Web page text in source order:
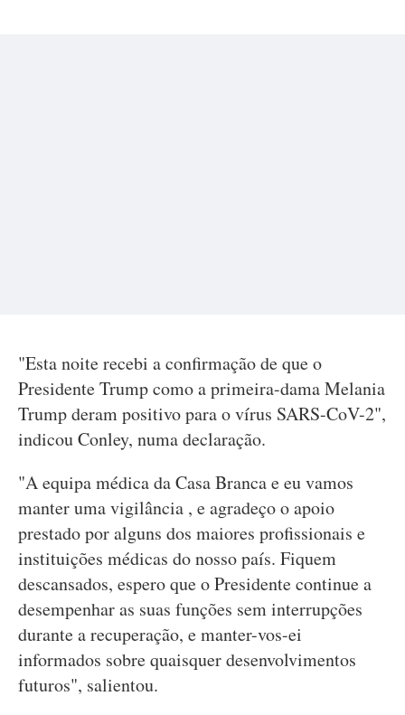
"Esta noite recebi a confirmação de que o
Presidente Trump como a primeira-dama Melania
Trump deram positivo para o vírus SARS-CoV-2",
indicou Conley, numa declaração.
"A equipa médica da Casa Branca e eu vamos
manter uma vigilância , e agradeço o apoio
prestado por alguns dos maiores profissionais e
instituições médicas do nosso país. Fiquem
descansados, espero que o Presidente continue a
desempenhar as suas funções sem interrupções
durante a recuperação, e manter-vos-ei
informados sobre quaisquer desenvolvimentos
futuros", salientou.